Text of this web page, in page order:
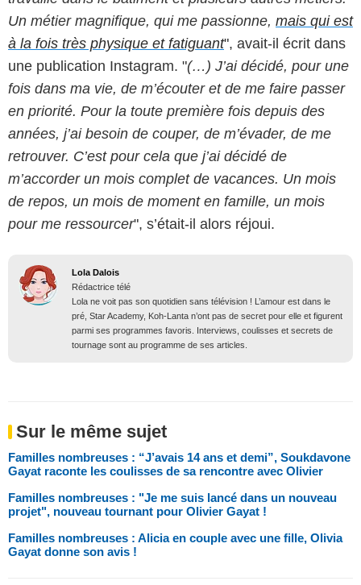
Un métier magnifique, qui me passionne, mais qui est
à la fois très physique et fatiguant", avait-il écrit dans
une publication Instagram. "(…) J’ai décidé, pour une
fois dans ma vie, de m’écouter et de me faire passer
en priorité. Pour la toute première fois depuis des
années, j’ai besoin de couper, de m’évader, de me
retrouver. C’est pour cela que j’ai décidé de
m’accorder un mois complet de vacances. Un mois
de repos, un mois de moment en famille, un mois
pour me ressourcer", s’était-il alors réjoui.
Lola Dalois
Rédactrice télé
Lola ne voit pas son quotidien sans télévision ! L’amour est dans le
pré, Star Academy, Koh-Lanta n’ont pas de secret pour elle et figurent
parmi ses programmes favoris. Interviews, coulisses et secrets de
tournage sont au programme de ses articles.
Sur le même sujet
Familles nombreuses : “J’avais 14 ans et demi”, Soukdavone
Gayat raconte les coulisses de sa rencontre avec Olivier
Familles nombreuses : "Je me suis lancé dans un nouveau
projet", nouveau tournant pour Olivier Gayat !
Familles nombreuses : Alicia en couple avec une fille, Olivia
Gayat donne son avis !